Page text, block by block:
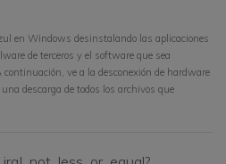
en Windows desinstalando las aplicaciones
de terceros y el software que sea
ve a la desconexión de hardware
descarga de todos los archivos que